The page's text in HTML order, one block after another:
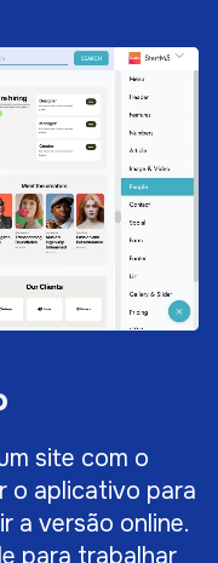
site com o
o aplicativo para
a versão online.
para trabalhar